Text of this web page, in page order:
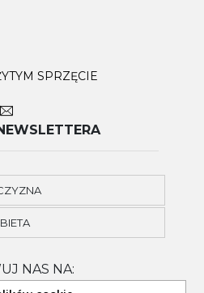
SPRZĘCIE
NAS NA: